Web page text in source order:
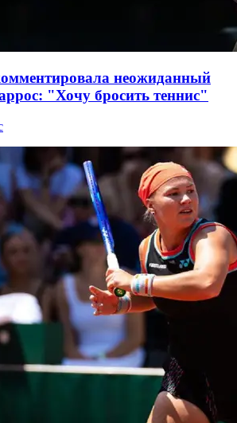
неожиданный
"Хочу бросить теннис"